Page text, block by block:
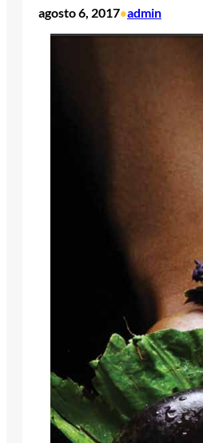
agosto 6, 2017•admin